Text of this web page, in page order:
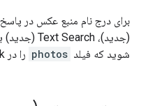
شوید که فیلد photos را در Field Mask درخواست قرار داده‌اید.